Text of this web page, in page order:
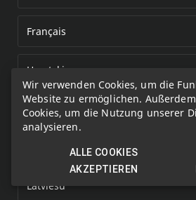
Wir verwenden Cookies, um die
Website zu ermöglichen.
Cookies, um die Nutzung unserer
analysieren.
ALLE COOKIES
AKZEPTIEREN
Français
Hrvatski
Italiano
Latviešu